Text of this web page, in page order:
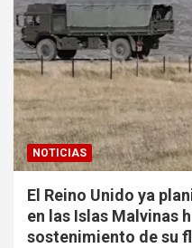
NOTICIAS
El Reino Unido ya
en las Islas Malvinas
sostenimiento de su